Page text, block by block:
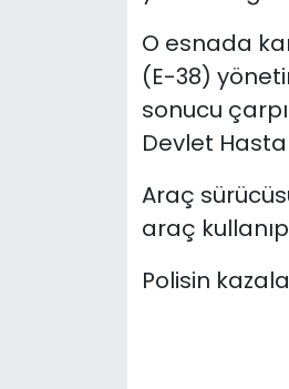
O esnada
(E-38)
sonucu
Devlet
Araç
araç
Polisin